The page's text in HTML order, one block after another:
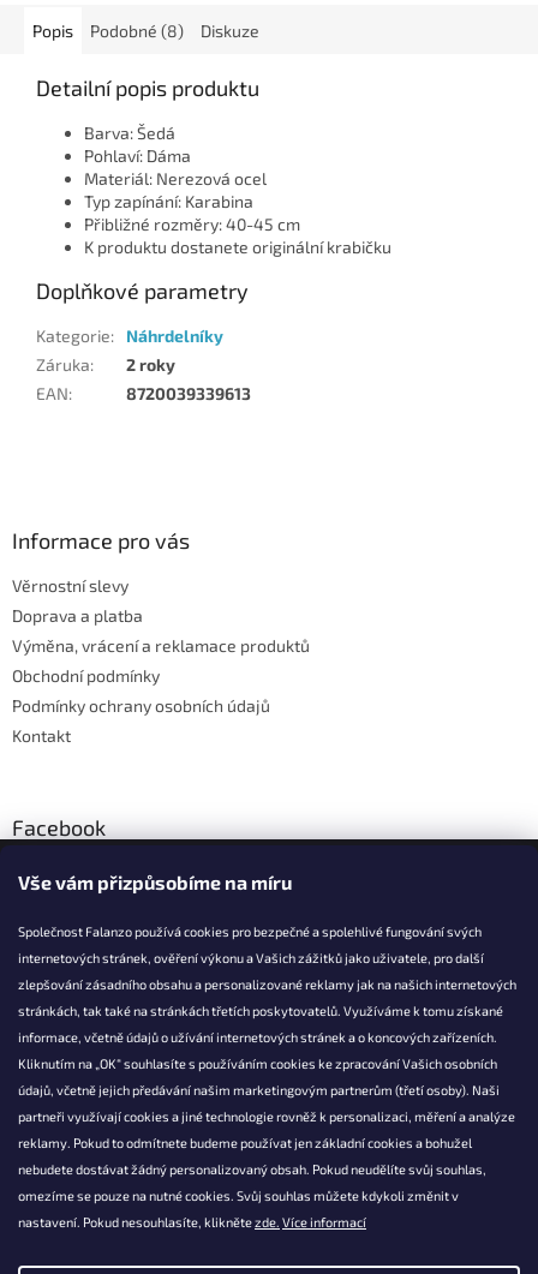
Vše vám přizpůsobíme na míru
Společnost Falanzo používá cookies pro bezpečné a spolehlivé fungování svých
internetových stránek, ověření výkonu a Vašich zážitků jako uživatele, pro další
zlepšování zásadního obsahu a personalizované reklamy jak na našich internetových
stránkách, tak také na stránkách třetích poskytovatelů. Využíváme k tomu získané
informace, včetně údajů o užívání internetových stránek a o koncových zařízeních.
Kliknutím na „OK“ souhlasíte s používáním cookies ke zpracování Vašich osobních
údajů, včetně jejich předávání našim marketingovým partnerům (třetí osoby). Naši
partneři využívají cookies a jiné technologie rovněž k personalizaci, měření a analýze
reklamy. Pokud to odmítnete budeme používat jen základní cookies a bohužel
nebudete dostávat žádný personalizovaný obsah. Pokud neudělíte svůj souhlas,
omezíme se pouze na nutné cookies. Svůj souhlas můžete kdykoli změnit v
nastavení. Pokud nesouhlasíte, kliknětezde. Více informací
Popis Podobné (8) Diskuze
Detailní popis produktu
Barva: Šedá
Pohlaví: Dáma
Materiál: Nerezová ocel
Typ zapínání: Karabina
Přibližné rozměry: 40-45 cm
K produktu dostanete originální krabičku
Doplňkové parametry
Kategorie:
Náhrdelníky
Záruka:
2 roky
EAN: 8720039339613
Informace pro vás
Věrnostní slevy
Doprava a platba
Výměna, vrácení a reklamace produktů
Obchodní podmínky
Podmínky ochrany osobních údajů
Kontakt
Facebook
KONTAKT
info@falanzo.cz
Falanzo.cz
FalanzoCZ